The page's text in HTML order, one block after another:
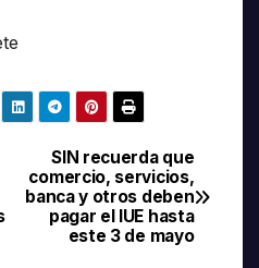
SIN recuerda que
comercio, servicios,
banca y otros deben
pagar el IUE hasta
este 3 de mayo